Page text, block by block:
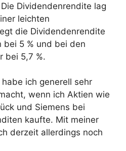
Dividendenrendite lag
leichten
die Dividendenrendite
bei 5 % und bei den
bei 5,7 %.
ich generell sehr
wenn ich Aktien wie
und Siemens bei
kaufte. Mit meiner
derzeit allerdings noch